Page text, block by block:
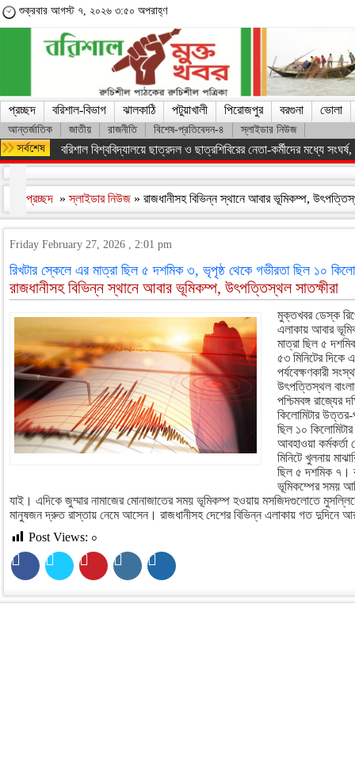
শুক্রবার আগস্ট ৭, ২০২৬ ৩:৫০ অপরাহ্ণ
প্রচ্ছদ বরিশাল-বিভাগ ঝালকাঠি পটুয়াখালী পিরোজপুর বরগুনা ভোলা
আন্তর্জাতিক জাতীয় রাজনীতি বিশেষ-প্রতিবেদন-৪ স্লাইডার নিউজ
বরিশাল বিশ্ববিদ্যালয়ে ছাত্রদল ও ছাত্রশিবিরের নেতা-কর্মীদের মধ্যে সংঘর্ষ,
প্রচ্ছদ »স্লাইডার নিউজ » রাজধানীসহ বিভিন্ন স্থানে আবার ভূমিকম্প,
Friday February 27, 2026 , 2:01 pm
রিখটার স্কেলে এর মাত্রা ছিল ৫ দশমিক ৩, ভৃপৃষ্ঠ থেকে গভীরতা ছিল ১০
রাজধানীসহ বিভিন্ন স্থানে আবার ভূমিকম্প, উৎপত্তিস্থল সাতক্ষীরা
মুক্তখবর ডেস্ক
এলাকায় আবার
মাত্রা ছিল ৫
৫৩ মিনিটের
পর্যবেক্ষণকারী
উৎপত্তিস্থল
পশ্চিমবঙ্গ রাজ্যের
কিলোমিটার উত্তর-
ছিল ১০
আবহাওয়া
মিনিটে খুলনায়
ছিল ৫ দশমিক ৭।
ভূমিকম্পের সময়
যাই। এদিকে জুম্মার নামাজের মোনাজাতের সময় ভূমিকম্প হওয়ায় মসজিদগুলোতে
মানুষজন দ্রুত রাস্তায় নেমে আসেন। রাজধানীসহ দেশের বিভিন্ন এলাকায় গত
Post Views: ০